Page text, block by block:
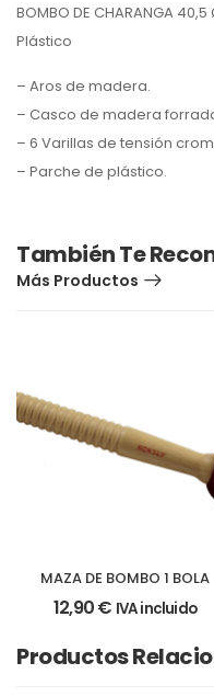
BOMBO DE CHARANGA
Plástico
– Aros de madera.
– Casco de madera
– 6 Varillas de tensión
– Parche de plástico.
También Te
Más Productos
MAZA DE BOMBO 1 BOLA
12,90€ IVA incluido
Productos